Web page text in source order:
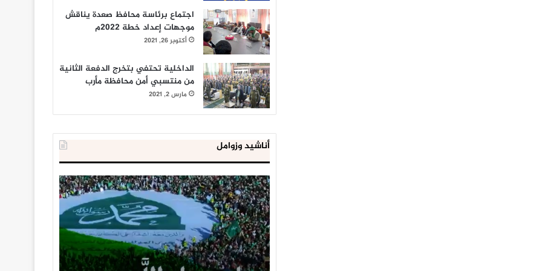
اجتماع برئاسة محافظ صعدة يناقش
موجهات إعداد خطة 2022م
أكتوبر 26, 2021
الداخلية تحتفي بتخرج الدفعة الثانية
من منتسبي أمن محافظة مأرب
مارس 2, 2021
أناشيد وزوامل
العدو
الإسرائيلي
اعتقل
543
طفلا
فلسطينيا
خلال
يناير 31, 2021
الداخلية
المصرية
إحباط
‘مخطط
كبير’
للإخوان